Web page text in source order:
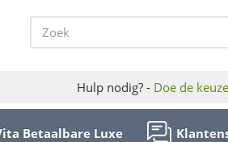
Hulp nodig? - Doe de
Betaalbare Luxe